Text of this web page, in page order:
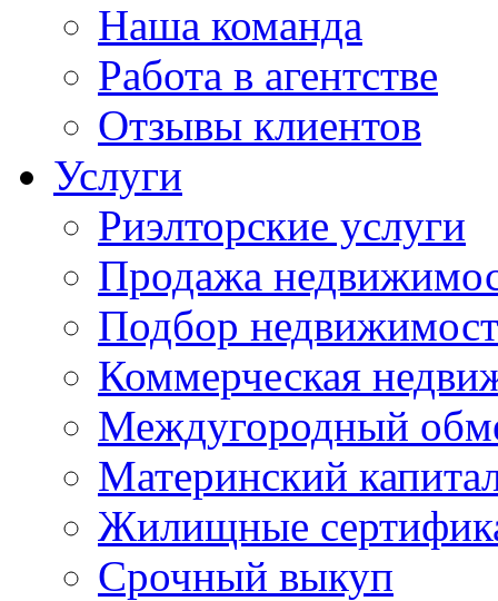
Наша команда
Работа в агентстве
Отзывы клиентов
Услуги
Риэлторские услуги
Продажа
Подбор
Коммерческая
Междугородный
Материнский
Жилищные
Срочный выкуп